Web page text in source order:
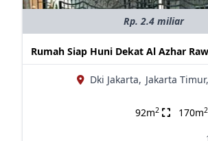
Rp. 2.4 miliar
Rumah Siap Huni Dekat Al Azhar
Dki Jakarta, Jakarta Timur,
92m2 170m2